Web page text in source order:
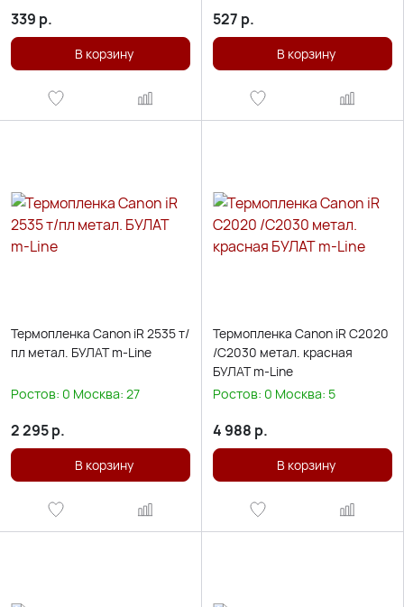
339 р.
В корзину
527 р.
В корзину
Термопленка Canon iR 2535 т/
пл метал. БУЛАТ m-Line
Ростов: 0 Москва: 27
2 295р.
В корзину
Термопленка Canon iR C2020
/C2030 метал. красная
БУЛАТ m-Line
Ростов: 0 Москва: 5
4 988 р.
В корзину